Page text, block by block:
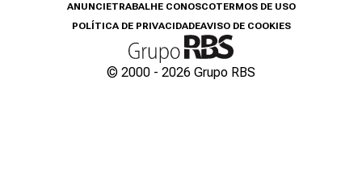
ANUNCIETRABALHE CONOSCOTERMOS DE USO
POLÍTICA DE PRIVACIDADEAVISO DE COOKIES
© 2000 - 2026 Grupo RBS